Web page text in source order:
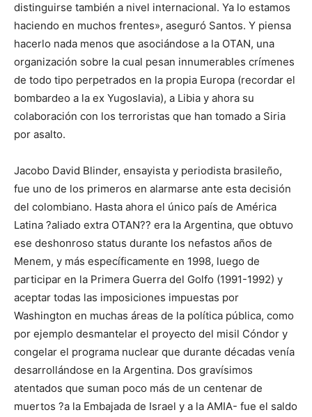
distinguirse también a nivel internacional. Ya lo estamos
haciendo en muchos frentes», aseguró Santos. Y piensa
hacerlo nada menos que asociándose a la OTAN, una
organización sobre la cual pesan innumerables crímenes
de todo tipo perpetrados en la propia Europa (recordar el
bombardeo a la ex Yugoslavia), a Libia y ahora su
colaboración con los terroristas que han tomado a Siria
por asalto.
Jacobo David Blinder, ensayista y periodista brasileño,
fue uno de los primeros en alarmarse ante esta decisión
del colombiano. Hasta ahora el único país de América
Latina ?aliado extra OTAN?? era la Argentina, que obtuvo
ese deshonroso status durante los nefastos años de
Menem, y más específicamente en 1998, luego de
participar en la Primera Guerra del Golfo (1991-1992) y
aceptar todas las imposiciones impuestas por
Washington en muchas áreas de la política pública, como
por ejemplo desmantelar el proyecto del misil Cóndor y
congelar el programa nuclear que durante décadas venía
desarrollándose en la Argentina. Dos gravísimos
atentados que suman poco más de un centenar de
muertos ?a la Embajada de Israel y a la AMIA- fue el saldo